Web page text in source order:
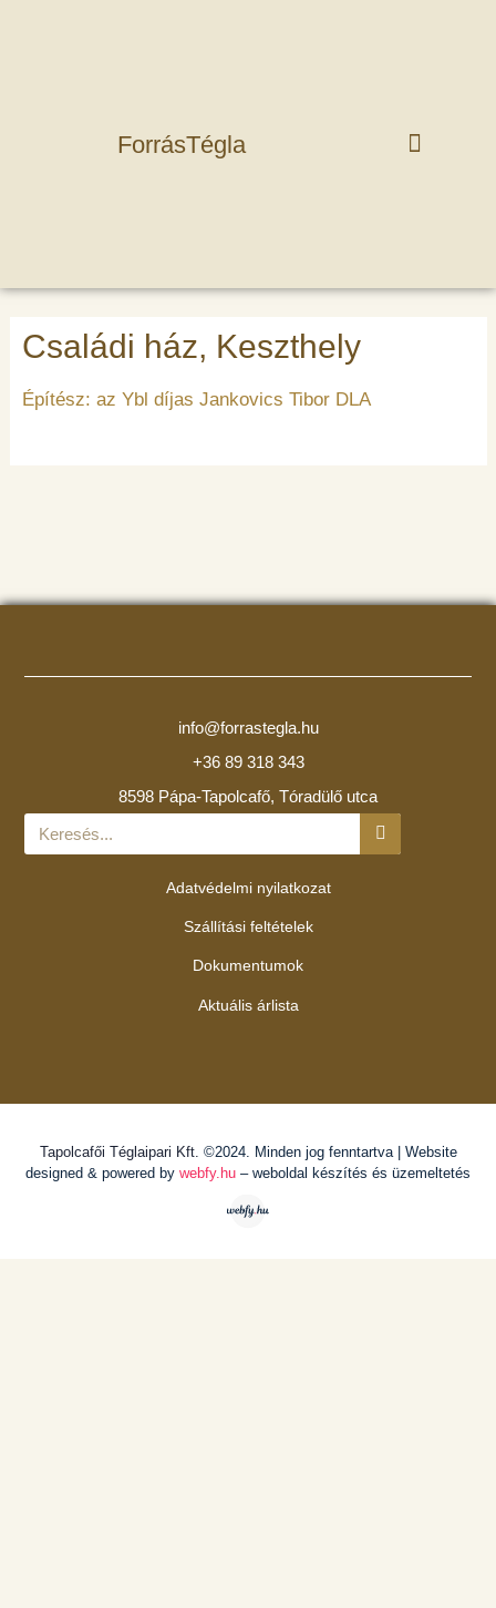
ForrásTégla
Családi ház, Keszthely
Építész: az Ybl díjas Jankovics Tibor DLA
info@forrastegla.hu
+36 89 318 343
8598 Pápa-Tapolcafő, Tóradülő utca
Adatvédelmi nyilatkozat
Szállítási feltételek
Dokumentumok
Aktuális árlista
Tapolcafői Téglaipari Kft. ©2024. Minden jog fenntartva | Website
designed & powered by webfy.hu – weboldal készítés és üzemeltetés